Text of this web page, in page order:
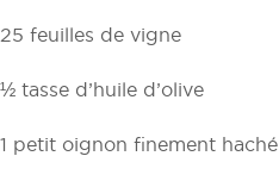
25 feuilles de vigne
½ tasse d’huile d’olive
1 petit oignon finement haché